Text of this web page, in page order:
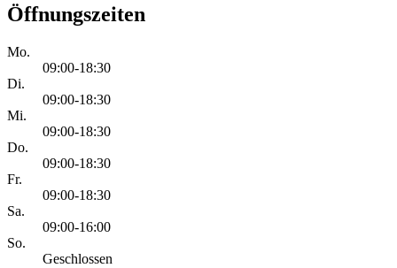
Öffnungszeiten
Mo.
09:00-18:30
Di.
09:00-18:30
Mi.
09:00-18:30
Do.
09:00-18:30
Fr.
09:00-18:30
Sa.
09:00-16:00
So.
Geschlossen